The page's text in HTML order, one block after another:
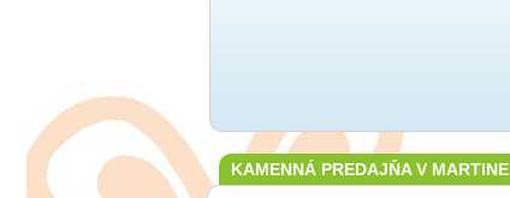
KAMENNÁ PREDAJŇA V MARTINE